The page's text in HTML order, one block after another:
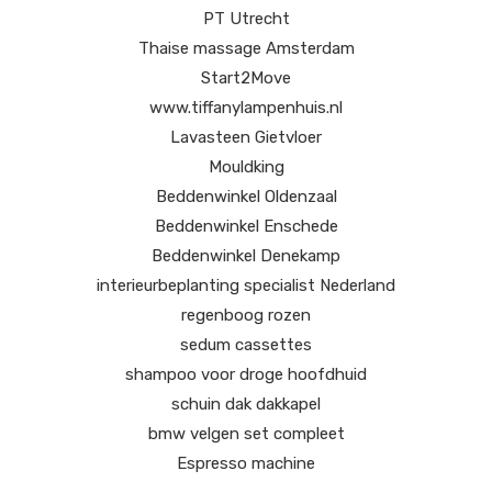
PT Utrecht
Thaise massage Amsterdam
Start2Move
www.tiffanylampenhuis.nl
Lavasteen Gietvloer
Mouldking
Beddenwinkel Oldenzaal
Beddenwinkel Enschede
Beddenwinkel Denekamp
interieurbeplanting specialist Nederland
regenboog rozen
sedum cassettes
shampoo voor droge hoofdhuid
schuin dak dakkapel
bmw velgen set compleet
Espresso machine